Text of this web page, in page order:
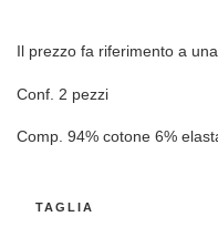
Il prezzo fa riferimento a
Conf. 2 pezzi
Comp. 94% cotone 6%
TAGLIA